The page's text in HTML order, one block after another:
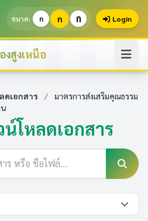
ขนาด: ก ก ก Login
งสูงเหนือ
ดเอกสาร /
มาตรการส่งเสริมคุณธรรม
โหลดเอกสาร